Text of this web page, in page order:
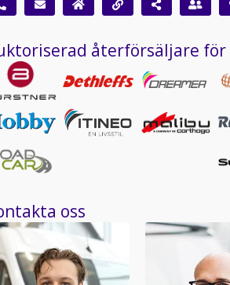
återförsäljare för
oss